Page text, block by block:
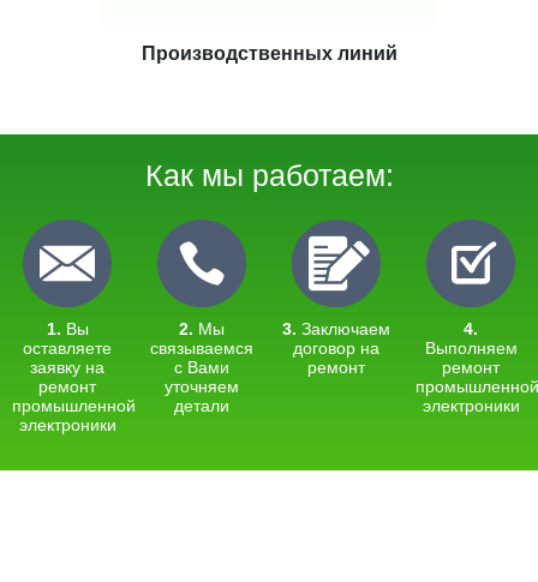
Экструдеров
Как мы работаем:
1. Вы
оставляете
заявку на
ремонт
промышленной
электроники
2. Мы
связываемся
с Вами
уточняем
детали
3. Заключаем
договор на
ремонт
4.
Выполняем
ремонт
промышленной
электроники